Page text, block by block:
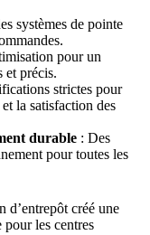
systèmes de pointe
pour un
et précis.
strictes pour
la satisfaction des
durable : Des
pour toutes les
d’entrepôt créé une
pour les centres